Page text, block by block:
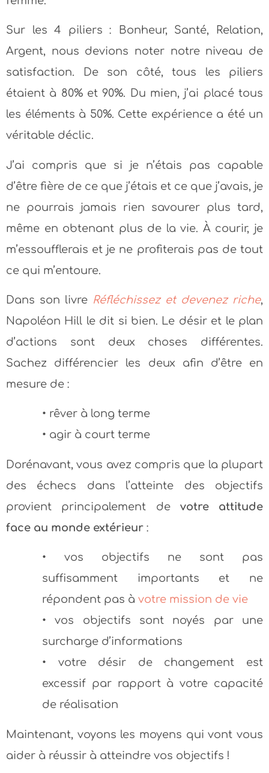
Sur les 4 piliers : Bonheur, Santé, Relation,
Argent, nous devions noter notre niveau de
satisfaction. De son côté, tous les piliers
étaient à 80% et 90%. Du mien, j’ai placé tous
les éléments à 50%. Cette expérience a été un
véritable déclic.
J’ai compris que si je n’étais pas capable
d’être fière de ce que j’étais et ce que j’avais, je
ne pourrais jamais rien savourer plus tard,
même en obtenant plus de la vie. À courir, je
m’essoufflerais et je ne profiterais pas de tout
ce qui m’entoure.
Dans son livre Réfléchissez et devenez riche,
Napoléon Hill le dit si bien. Le désir et le plan
d’actions sont deux choses différentes.
Sachez différencier les deux afin d’être en
mesure de :
• rêver à long terme
• agir à court terme
Dorénavant, vous avez compris que la plupart
des échecs dans l’atteinte des objectifs
provient principalement devotre attitude
face au monde extérieur :
• vos objectifs ne sont pas
suffisamment importants et ne
répondent pas à votre mission de vie
• vos objectifs sont noyés par une
surcharge d’informations
• votre désir de changement est
excessif par rapport à votre capacité
de réalisation
Maintenant, voyons les moyens qui vont vous
aider à réussir à atteindre vos objectifs !